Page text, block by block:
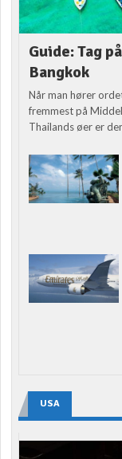
Guide: Tag
Bangkok
Når man hører
fremmest på
Thailands øer er
USA